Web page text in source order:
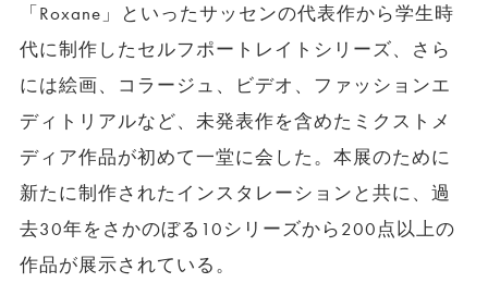
「Roxane」といったサッセンの代表作から学生時
代に制作したセルフポートレイトシリーズ、さら
には絵画、コラージュ、ビデオ、ファッションエ
ディトリアルなど、未発表作を含めたミクストメ
ディア作品が初めて一堂に会した。本展のために
新たに制作されたインスタレーションと共に、過
去30年をさかのぼる10シリーズから200点以上の
作品が展示されている。